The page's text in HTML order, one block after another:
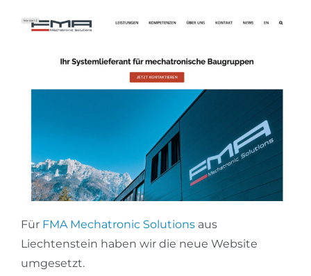
Für FMA Mechatronic Solutions aus
Liechtenstein haben wir die neue Website
umgesetzt.